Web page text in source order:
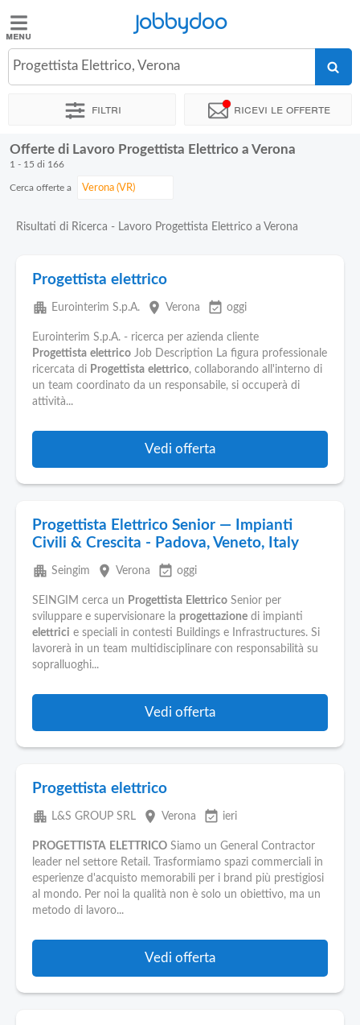
Jobbydoo
Offerte
Stipendi
professioni
Blog
Pubblica
Offerte
Area
Jobbydoo
Progettista Elettrico, Verona
Filtri Ricevi le offerte
Offerte di Lavoro Progettista Elettrico a Verona
1 - 15 di 166
Cerca offerte a
Risultati di Ricerca - Lavoro Progettista Elettrico a Verona
Progettista elettrico
apartment Eurointerim S.p.A. place Verona event_available oggi
Eurointerim S.p.A. - ricerca per azienda cliente
Progettista elettrico Job Description La figura professionale
ricercata di Progettista elettrico, collaborando all'interno di
un team coordinato da un responsabile, si occuperà di
attività...
Vedi offerta
Progettista Elettrico Senior — Impianti
Civili & Crescita - Padova, Veneto, Italy
apartment Seingim place Verona event_available oggi
SEINGIM cerca un Progettista Elettrico Senior per
sviluppare e supervisionare la progettazione di impianti
elettrici e speciali in contesti Buildings e Infrastructures. Si
lavorerà in un team multidisciplinare con responsabilità su
sopralluoghi...
Vedi offerta
Progettista elettrico
apartment L&S GROUP SRL place Verona event_available ieri
PROGETTISTA ELETTRICO Siamo un General Contractor
leader nel settore Retail. Trasformiamo spazi commerciali in
esperienze d'acquisto memorabili per i brand più prestigiosi
al mondo. Per noi la qualità non è solo un obiettivo, ma un
metodo di lavoro...
Vedi offerta